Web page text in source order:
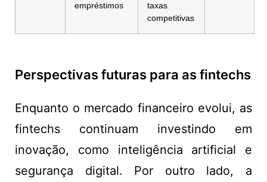
empréstimos
taxas
competitivas
Perspectivas futuras para as fintechs
Enquanto o mercado financeiro evolui, as
fintechs continuam investindo em
inovação, como inteligência artificial e
segurança digital. Por outro lado, a